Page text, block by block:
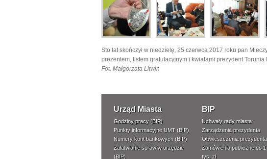
Sto lat skończył w niedzielę, 25 czerwca 2017 roku pan
prezentem, listem gratulacyjnym i kwiatami prezydent
Fot. Małgorzata Litwin
Urząd Miasta
Godziny pracy (BIP)
Punkty informacyjne UMT (BIP)
Numery kont bankowych (BIP)
Załatwianie spraw w urzędzie
(BIP)
BIP
Uchwały rady miasta
Zarządzenia prezydenta
Obwieszczenia prezydenta
Zamówienia publiczne do
tys. zł